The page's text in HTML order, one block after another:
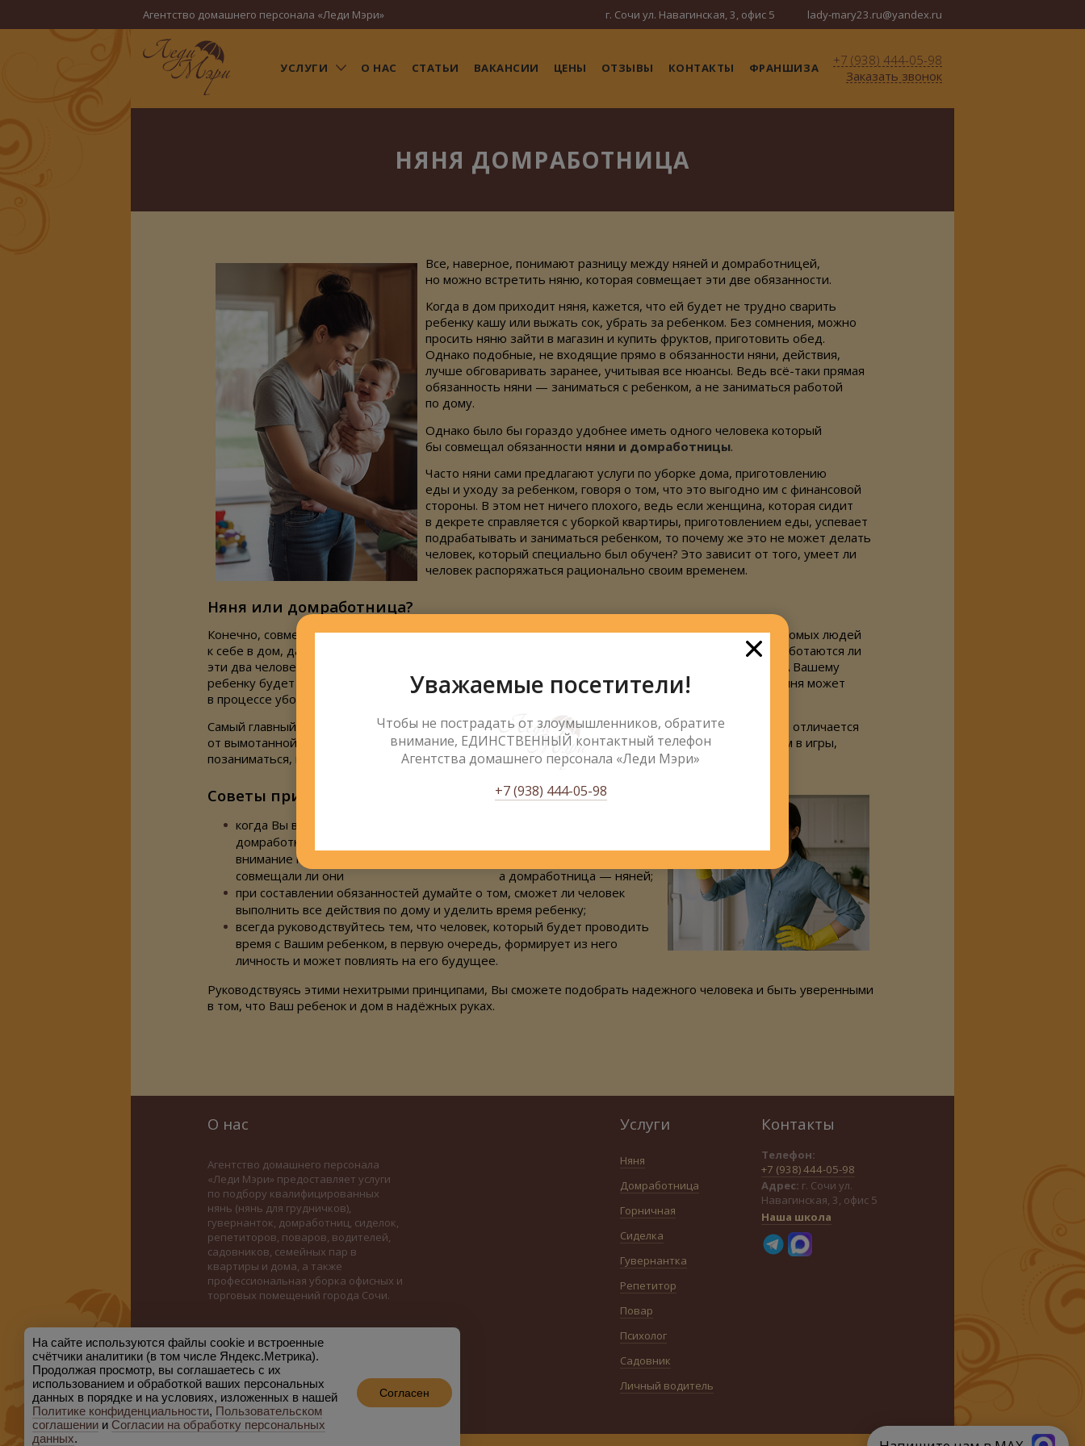
Агентство домашнего персонала «Леди Мэри» г. Сочи ул. Навагинская, 3, офис 5 lady-mary23.ru@yandex.ru
УСЛУГИ О НАС СТАТЬИ ВАКАНСИИ ЦЕНЫ ОТЗЫВЫ КОНТАКТЫ ФРАНШИЗА
+7 (938) 444-05-98
Заказать звонок
НЯНЯ ДОМРАБОТНИЦА
Все, наверное, понимают разницу между няней и домработницей,
но можно встретить няню, которая совмещает эти две обязанности.
Когда в дом приходит няня, кажется, что ей будет не трудно сварить
ребенку кашу или выжать сок, убрать за ребенком. Без сомнения, можно
просить няню зайти в магазин и купить фруктов, приготовить обед.
Однако подобные, не входящие прямо в обязанности няни, действия,
лучше обговаривать заранее, учитывая все нюансы. Ведь всё-таки прямая
обязанность няни — заниматься с ребенком, а не заниматься работой
по дому.
Однако было бы гораздо удобнее иметь одного человека который
бы совмещал обязанности няни и домработницы.
Часто няни сами предлагают услуги по уборке дома, приготовлению
еды и уходу за ребенком, говоря о том, что это выгодно им с финансовой
стороны. В этом нет ничего плохого, ведь если женщина, которая сидит
в декрете справляется с уборкой квартиры, приготовлением еды, успевает
подрабатывать и заниматься ребенком, то почему же это не может делать
человек, который специально был обучен? Это зависит от того, умеет ли
человек распоряжаться рационально своим временем.
Няня или домработница?
Конечно, совмещение двух должностей будет выгодно для Вас. Не нужно приводить двух незнакомых людей
к себе в дом, даже если у них будет безупречная репутация. Вы ведь не можете предугадать, сработаются ли
эти два человека. Кроме того, платить заработную плату выгоднее одному работнику, чем двум. А Вашему
ребенку будет гораздо проще привыкнуть к одному новому человеку, чем к двум, а кроме того, няня может
в процессе уборки учить малыша поддерживать порядок в игровой форме.
Самый главный минус в том, что няня, на которую взвалили большое количество работы, ничем не отличается
от вымотанной мамы, а значит у нее нет сил и времени уделить внимание малышу, поиграть в ним в игры,
позаниматься, подурачиться. Поэтому излишне не нагружайте свою няню.
Советы при выборе няни домработницы:
когда Вы выбираете няню —
домработницу, обратите
внимание на опыт,
совмещали ли они
а домработница — няней;
при составлении обязанностей думайте о том, сможет ли человек
выполнить все действия по дому и уделить время ребенку;
всегда руководствуйтесь тем, что человек, который будет проводить
время с Вашим ребенком, в первую очередь, формирует из него
личность и может повлиять на его будущее.
Руководствуясь этими нехитрыми принципами, Вы сможете подобрать надежного человека и быть уверенными
в том, что Ваш ребенок и дом в надёжных руках.
О нас
Агентство домашнего персонала
«Леди Мэри» предоставляет услуги
по подбору квалифицированных
нянь (нянь для грудничков),
гувернанток, домработниц, сиделок,
репетиторов, поваров, водителей,
садовников, семейных пар в
квартиры и дома, а также
профессиональная уборка офисных и
торговых помещений города Сочи.
Услуги
Няня
Домработница
Горничная
Сиделка
Гувернантка
Репетитор
Повар
Психолог
Садовник
Личный водитель
Контакты
Телефон:
+7 (938) 444-05-98
Адрес: г. Сочи ул.
Навагинская, 3, офис 5
Наша школа
Уважаемые посетители!
Чтобы не пострадать от злоумышленников, обратите
внимание, ЕДИНСТВЕННЫЙ контактный телефон
Агентства домашнего персонала «Леди Мэри»
+7 (938) 444-05-98
На сайте используются файлы cookie и встроенные
счётчики аналитики (в том числе Яндекс.Метрика).
Продолжая просмотр, вы соглашаетесь с их
использованием и обработкой ваших персональных
данных в порядке и на условиях, изложенных в нашей
Политике конфиденциальности, Пользовательском
соглашении и Согласии на обработку персональных
данных.
Согласен